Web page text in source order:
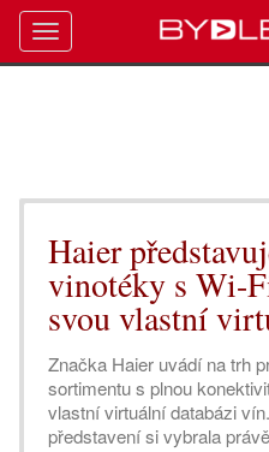
Haier
vinotéky s Wi-
svou vlastní
Značka Haier uvádí na trh
sortimentu s plnou
vlastní virtuální databázi
představení si vybrala
Toggle
navigation